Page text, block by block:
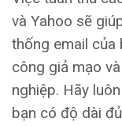
và Yahoo sẽ
thống email của
công giả mạo
nghiệp. Hãy
bạn có độ dài